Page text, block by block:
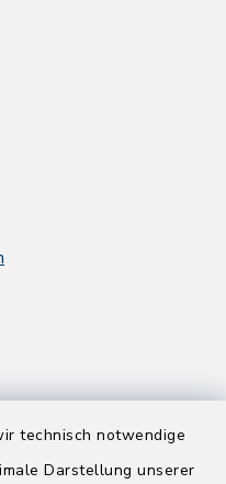
technisch notwendige
Darstellung unserer